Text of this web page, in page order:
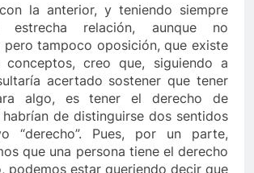
la anterior, y teniendo siempre
estrecha relación, aunque no
tampoco oposición, que existe
conceptos, creo que, siguiendo a
acertado sostener que tener
algo, es tener el derecho de
de distinguirse dos sentidos
“derecho”. Pues, por un parte,
que una persona tiene el derecho
podemos estar queriendo decir que